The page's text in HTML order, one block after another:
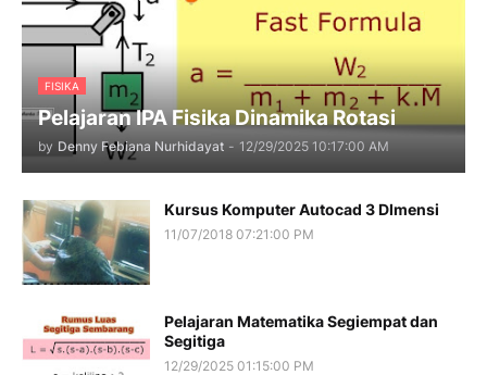
FISIKA
Pelajaran IPA Fisika Dinamika Rotasi
by Denny Febiana Nurhidayat - 12/29/2025 10:17:00 AM
Kursus Komputer Autocad 3 DImensi
11/07/2018 07:21:00 PM
Pelajaran Matematika Segiempat dan
Segitiga
12/29/2025 01:15:00 PM